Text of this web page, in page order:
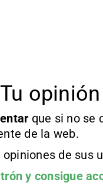
Tu opinión
que si no se
de la web.
de sus
y consigue